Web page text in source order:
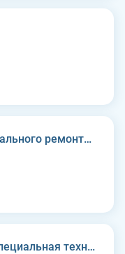
Помощник бурильщика капитального ремонта скважин (КРС)
Слесарь-ремонтник (горная специальная техника)